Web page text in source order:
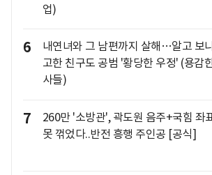
업)
6
내연녀와 그 남편까지 살해…알고 보
고한 친구도 공범 '황당한 우정' (용감
사들)
7
260만 '소방관', 곽도원 음주+국힘 좌
못 꺾었다..반전 흥행 주인공 [공식]